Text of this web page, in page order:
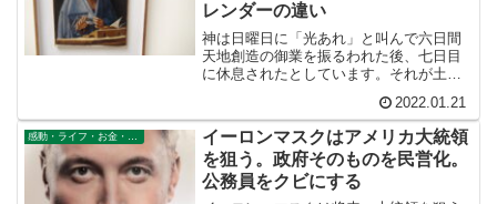
レンダーの違い
神は日曜日に「光あれ」と叫んで六日間
天地創造の御業を振るわれた後、七日目
に休息されたとしています。それが土曜
安息日は土曜日です。「光あれ」と叫ん
だ初日は日曜日なのです。
2022.01.21
イーロンマスクはアメリカ大統領
を狙う。政府そのものを民営化。
公務員をクビにする